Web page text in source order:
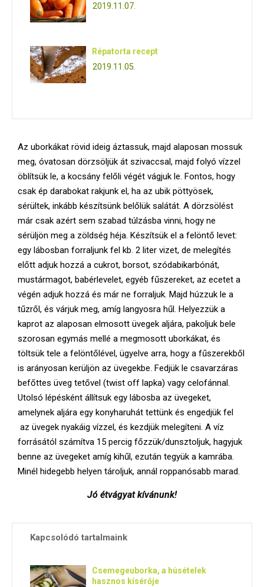
2019.11.07.
Répatorta recept
2019.11.05.
Az uborkákat rövid ideig áztassuk, majd alaposan mossuk
meg, óvatosan dörzsöljük át szivaccsal, majd folyó vízzel
öblítsük le, a kocsány felőli végét vágjuk le. Fontos, hogy
csak ép darabokat rakjunk el, ha az ubik pöttyösek,
sérültek, inkább készítsünk belőlük salátát. A dörzsölést
már csak azért sem szabad túlzásba vinni, hogy ne
sérüljön meg a zöldség héja. Készítsük el a felöntő levet:
egy lábosban forraljunk fel kb. 2 liter vizet, de melegítés
előtt adjuk hozzá a cukrot, borsot, szódabikarbónát,
mustármagot, babérlevelet, egyéb fűszereket, az ecetet a
végén adjuk hozzá és már ne forraljuk. Majd húzzuk le a
tűzről, és várjuk meg, amíg langyosra hűl. Helyezzük a
kaprot az alaposan elmosott üvegek aljára, pakoljuk bele
szorosan egymás mellé a megmosott uborkákat, és
töltsük tele a felöntőlével, ügyelve arra, hogy a fűszerekből
is arányosan kerüljön az üvegekbe. Fedjük le csavarzáras
befőttes üveg tetővel (twist off lapka) vagy celofánnal.
Utolsó lépésként állítsuk egy lábosba az üvegeket,
amelynek aljára egy konyharuhát tettünk és engedjük fel
az üvegek nyakáig vízzel, és kezdjük melegíteni. A víz
forrásától számítva 15 percig főzzük/dunsztoljuk, hagyjuk
benne az üvegeket amíg kihűl, ezután tegyük a kamrába.
Minél hidegebb helyen tároljuk, annál roppanósabb marad.
Jó étvágyat kívánunk!
Kapcsolódó tartalmaink
Csemegeuborka, a húsételek
hasznos kísérője